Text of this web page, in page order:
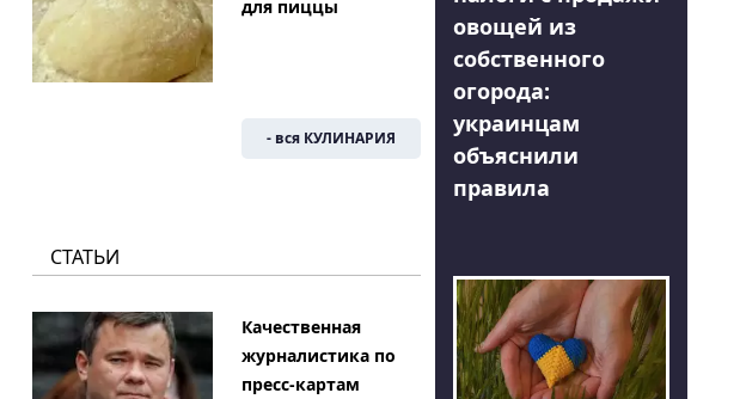
для пиццы
- вся КУЛИНАРИЯ
СТАТЬИ
Качественная
журналистика по
пресс-картам
овощей из
собственного
огорода:
украинцам
объяснили
правила